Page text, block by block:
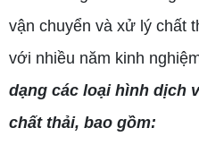
vận chuyển và xử lý chất
với nhiều năm kinh
dạng các loại hình dịch
chất thải, bao gồm: